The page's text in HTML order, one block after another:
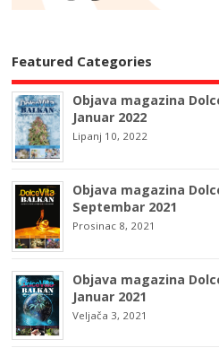
Featured Categories
Objava magazina
Januar 2022
Lipanj 10, 2022
Objava magazina
Septembar 2021
Prosinac 8, 2021
Objava magazina
Januar 2021
Veljača 3, 2021